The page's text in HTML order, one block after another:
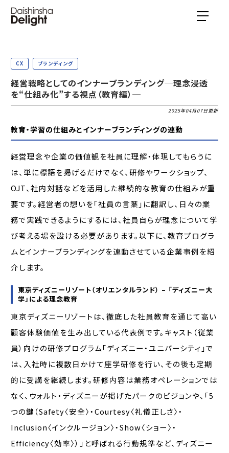
CX ブランディング
経営戦略としてのインナーブランディング─理念浸透
を“仕組み化”する視点（教育編）─
2025年04月07日更新
教育・学習の仕組みとインナーブランディングの連動
経営理念や企業の価値観を社員に理解・体現してもらうに
は、単に標語を掲げるだけでなく、研修やワークショップ、
OJT、社内対話などを活用した継続的な教育の仕組みが重
要です。経営者の想いを「社員の言葉」に翻訳し、日々の業
務で実践できるようにするには、社員自らが理念について学
び考える場を設ける必要があります。以下に、教育プログラ
ムとインナーブランディングを連動させている企業事例を紹
介します。
東京ディズニーリゾート（オリエンタルランド） – 「ディズニー大
学」による理念教育
東京ディズニーリゾートは、徹底した社員教育を通じて高い
顧客体験価値を生み出している代表例です。キャスト（従業
員）向けの研修プログラム「ディズニー・ユニバーシティ」で
は、入社時に複数日かけて座学研修を行い、その後も定期
的に受講を継続します。研修内容は業務オペレーションでは
なく、ウォルト・ディズニーが掲げたパークのビジョンや、「5
つの鍵（Safety〈安全〉・Courtesy〈礼儀正しさ〉・
Inclusion〈インクルージョン〉・Show〈ショー〉・
Efficiency〈効率〉）」と呼ばれる行動規準など、ディズニー